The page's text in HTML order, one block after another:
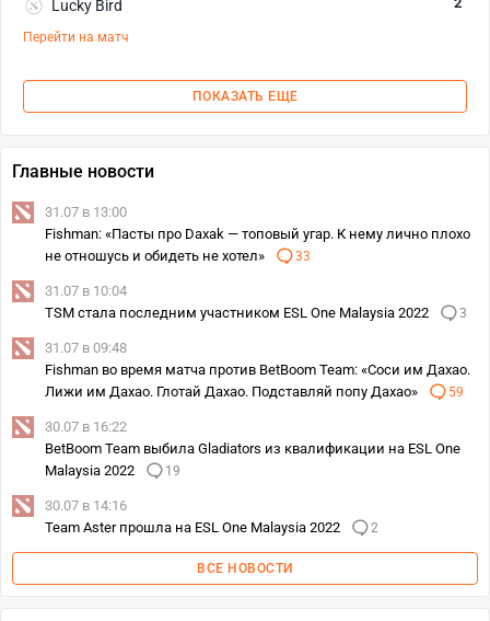
Lucky Bird
Перейти на матч
ПОКАЗАТЬ ЕЩЕ
Главные новости
31.07 в 13:00
Fishman: «Пасты про Daxak — топовый угар. К нему лично плохо
не отношусь и обидеть не хотел»
33
31.07 в 10:04
TSM стала последним участником ESL One Malaysia 2022
3
31.07 в 09:48
Fishman во время матча против BetBoom Team: «Соси им Дахао.
Лижи им Дахао. Глотай Дахао. Подставляй попу Дахао»
59
30.07 в 16:22
BetBoom Team выбила Gladiators из квалификации на ESL One
Malaysia 2022
19
30.07 в 14:16
Team Aster прошла на ESL One Malaysia 2022
2
ВСЕ НОВОСТИ